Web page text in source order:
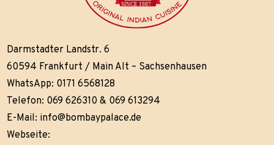
Darmstadter Landstr. 6
60594 Frankfurt / Main Alt – Sachsenhausen
WhatsApp: 0171 6568128
Telefon: 069 626310 & 069 613294
E-Mail: info@bombaypalace.de
Webseite: